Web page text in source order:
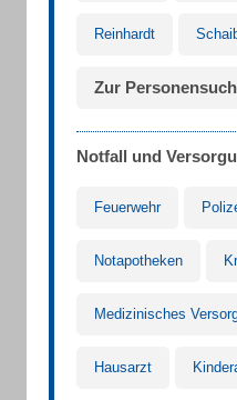
Reinhardt
Zur
Notfall und
Feuerwehr
Notapotheken
Medizinisches
Hausarzt